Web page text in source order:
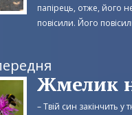
папірець, отже, його
повісили. Його
– Твій син закінчить у